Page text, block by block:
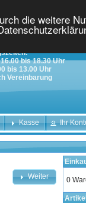
die weitere
16.00 bis 18.30 Uhr
bis 13.00 Uhr
Vereinbarung
Kasse Ihr
Weiter
0